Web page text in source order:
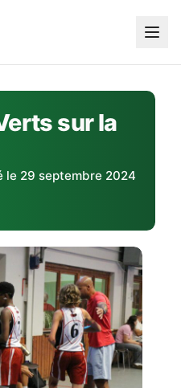
sur la
le 29 septembre 2024